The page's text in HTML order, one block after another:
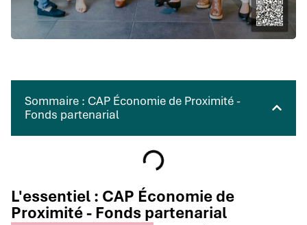
Sommaire : CAP Économie de Proximité -
Fonds partenarial
L'essentiel : CAP Économie de
Proximité - Fonds partenarial